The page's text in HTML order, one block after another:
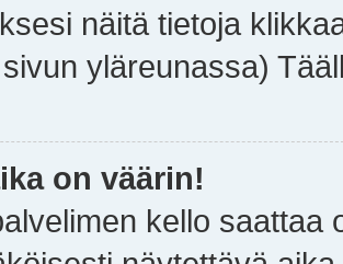
näitä tietoja
yläreunassa)
on väärin!
kello saattaa